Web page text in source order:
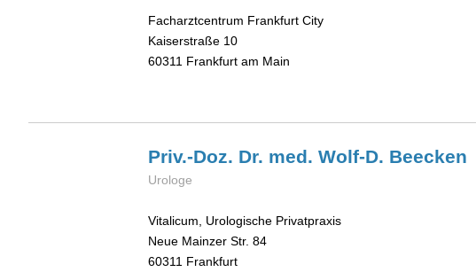
Facharztcentrum Frankfurt City
Kaiserstraße 10
60311 Frankfurt am Main
Priv.-Doz. Dr. med. Wolf-D. Beecken
Urologe
Vitalicum, Urologische Privatpraxis
Neue Mainzer Str. 84
60311 Frankfurt